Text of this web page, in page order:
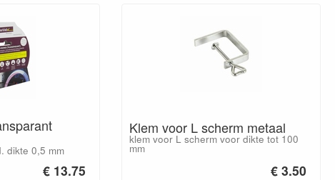
dikte 0,5 mm
€ 13.75
Klem voor L scherm metaal
klem voor L scherm voor dikte tot 100
mm
€ 3.50